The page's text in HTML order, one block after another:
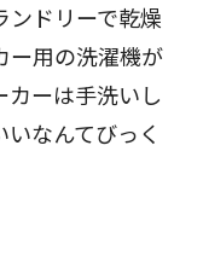
ンドリーで乾燥
ー用の洗濯機が
カーは手洗いし
なんてびっく